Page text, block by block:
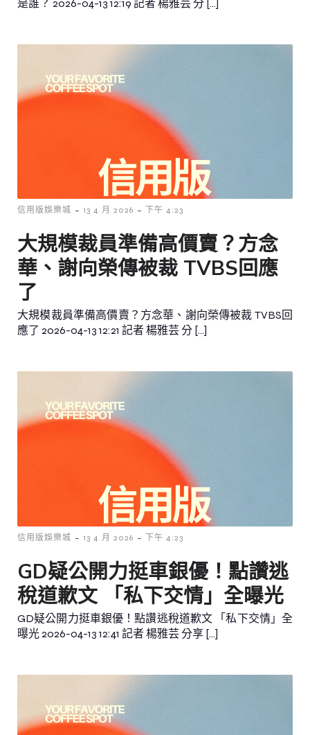
是誰？ 2026-04-13 12:19 記者 楊雅芸 分 […]
信用版娛樂城 - 13 4 月 2026 - 下午 4:23
大規模裁員準備高價賣？方念
華、謝向榮傳被裁 TVBS回應
了
大規模裁員準備高價賣？方念華、謝向榮傳被裁 TVBS回
應了 2026-04-13 12:21 記者 楊雅芸 分 […]
信用版娛樂城 - 13 4 月 2026 - 下午 4:23
GD疑公開力挺車銀優！點讚逃
稅道歉文 「私下交情」全曝光
GD疑公開力挺車銀優！點讚逃稅道歉文 「私下交情」全
曝光 2026-04-13 12:41 記者 楊雅芸 分享 […]